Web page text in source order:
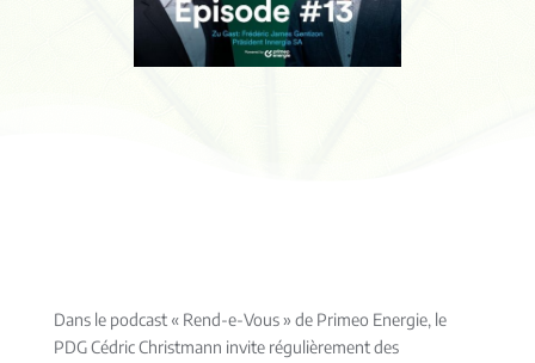
Dans le podcast « Rend-e-Vous » de Primeo Energie, le
PDG Cédric Christmann invite régulièrement des